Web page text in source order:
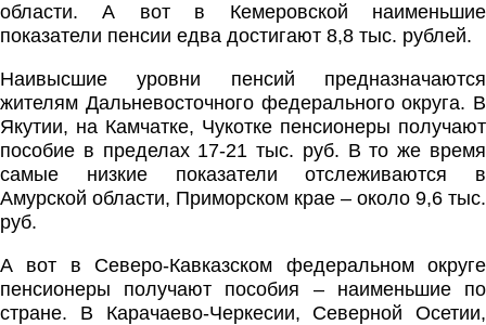
области. А вот в Кемеровской наименьшие
показатели пенсии едва достигают 8,8 тыс. рублей.
Наивысшие уровни пенсий предназначаются
жителям Дальневосточного федерального округа. В
Якутии, на Камчатке, Чукотке пенсионеры получают
пособие в пределах 17-21 тыс. руб. В то же время
самые низкие показатели отслеживаются в
Амурской области, Приморском крае – около 9,6 тыс.
руб.
А вот в Северо-Кавказском федеральном округе
пенсионеры получают пособия – наименьшие по
стране. В Карачаево-Черкесии, Северной Осетии,